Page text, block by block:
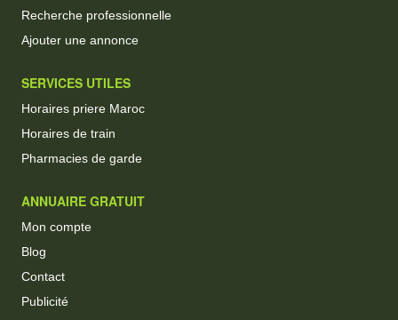
Recherche professionnelle
Ajouter une annonce
SERVICES UTILES
Horaires priere Maroc
Horaires de train
Pharmacies de garde
ANNUAIRE GRATUIT
Mon compte
Blog
Contact
Publicité